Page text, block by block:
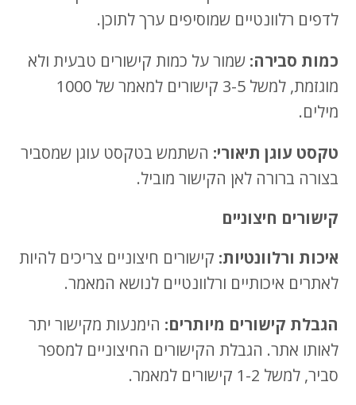
לדפים רלוונטיים שמוסיפים ערך לתוכן.
כמות סבירה: שמור על כמות קישורים טבעית ולא
מוגזמת, למשל 3-5 קישורים למאמר של 1000
מילים.
טקסט עוגן תיאורי: השתמש בטקסט עוגן שמסביר
בצורה ברורה לאן הקישור מוביל.
קישורים חיצוניים
איכות ורלוונטיות: קישורים חיצוניים צריכים להיות
לאתרים איכותיים ורלוונטיים לנושא המאמר.
הגבלת קישורים מיותרים: הימנעות מקישור יתר
לאותו אתר. הגבלת הקישורים החיצוניים למספר
סביר, למשל 1-2 קישורים למאמר.